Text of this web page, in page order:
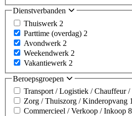
Dienstverbanden
Thuiswerk 2
Parttime (overdag) 2
Avondwerk 2
Weekendwerk 2
Vakantiewerk 2
Beroepsgroepen
Transport / Logistiek / Chauffeur
Zorg / Thuiszorg / Kinderopvang
Commercieel / Verkoop / Inkoop 8